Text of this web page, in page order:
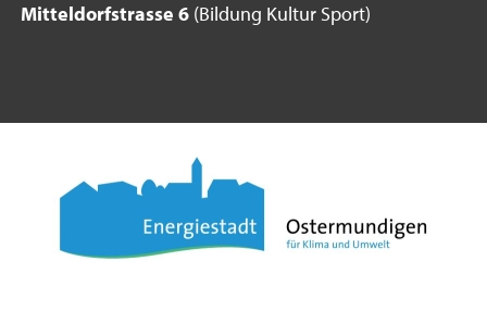
Mitteldorfstrasse 6 (Bildung Kultur Sport)